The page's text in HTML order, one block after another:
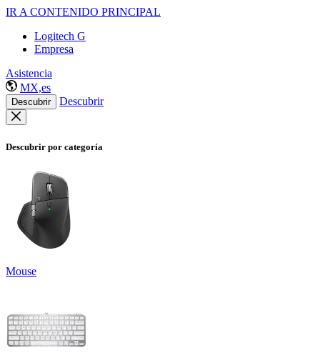
IR A CONTENIDO PRINCIPAL
Logitech G
Empresa
Asistencia
MX,es
Descubrir Descubrir
Descubrir por categoría
Mouse